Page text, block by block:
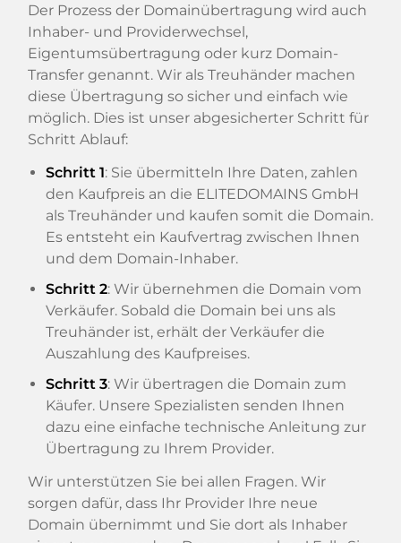
Der Prozess der Domainübertragung wird auch
Inhaber- und Providerwechsel,
Eigentumsübertragung oder kurz Domain-
Transfer genannt. Wir als Treuhänder machen
diese Übertragung so sicher und einfach wie
möglich. Dies ist unser abgesicherter Schritt für
Schritt Ablauf:
Schritt 1: Sie übermitteln Ihre Daten, zahlen
den Kaufpreis an die ELITEDOMAINS GmbH
als Treuhänder und kaufen somit die Domain.
Es entsteht ein Kaufvertrag zwischen Ihnen
und dem Domain-Inhaber.
Schritt 2: Wir übernehmen die Domain vom
Verkäufer. Sobald die Domain bei uns als
Treuhänder ist, erhält der Verkäufer die
Auszahlung des Kaufpreises.
Schritt 3: Wir übertragen die Domain zum
Käufer. Unsere Spezialisten senden Ihnen
dazu eine einfache technische Anleitung zur
Übertragung zu Ihrem Provider.
Wir unterstützen Sie bei allen Fragen. Wir
sorgen dafür, dass Ihr Provider Ihre neue
Domain übernimmt und Sie dort als Inhaber